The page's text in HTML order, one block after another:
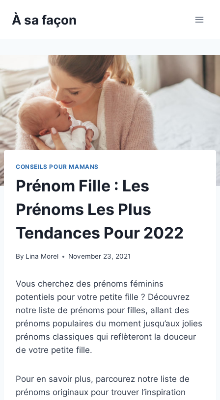
À sa façon
CONSEILS POUR MAMANS
Prénom Fille : Les
Prénoms Les Plus
Tendances Pour 2022
By Lina Morel November 23, 2021
Vous cherchez des prénoms féminins
potentiels pour votre petite fille ? Découvrez
notre liste de prénoms pour filles, allant des
prénoms populaires du moment jusqu’aux jolies
prénoms classiques qui reflèteront la douceur
de votre petite fille.
Pour en savoir plus, parcourez notre liste de
prénoms originaux pour trouver l’inspiration